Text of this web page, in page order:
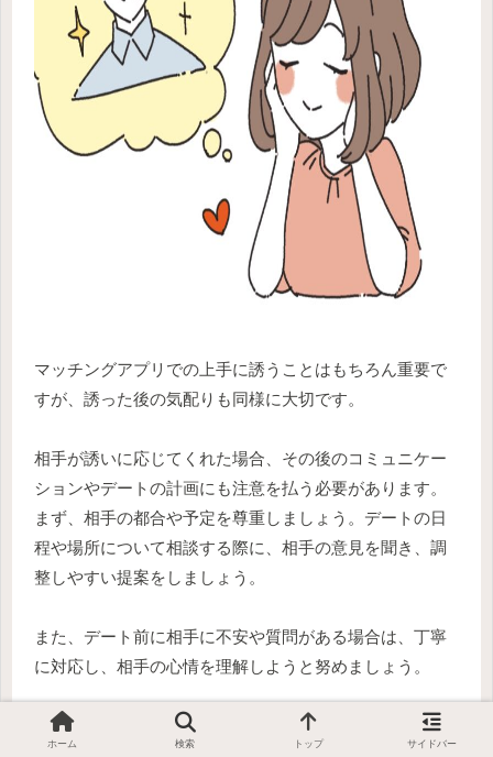
マッチングアプリでの上手に誘うことはもちろん重要で
すが、誘った後の気配りも同様に大切です。
相手が誘いに応じてくれた場合、その後のコミュニケー
ションやデートの計画にも注意を払う必要があります。
まず、相手の都合や予定を尊重しましょう。デートの日
程や場所について相談する際に、相手の意見を聞き、調
整しやすい提案をしましょう。
また、デート前に相手に不安や質問がある場合は、丁寧
に対応し、相手の心情を理解しようと努めましょう。
また、デート当日には遅刻しないように時間に余裕を持
ホーム 検索 トップ サイドバー